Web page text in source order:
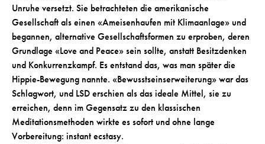
Unruhe versetzt. Sie betrachteten die amerikanische
Gesellschaft als einen «Ameisenhaufen mit Klimaanlage» und
begannen, alternative Gesellschaftsformen zu erproben, deren
Grundlage «Love and Peace» sein sollte, anstatt Besitzdenken
und Konkurrenzkampf. Es entstand das, was man später die
Hippie-Bewegung nannte. «Bewusstseinserweiterung» war das
Schlagwort, und LSD erschien als das ideale Mittel, sie zu
erreichen, denn im Gegensatz zu den klassischen
Meditationsmethoden wirkte es sofort und ohne lange
Vorbereitung: instant ecstasy.